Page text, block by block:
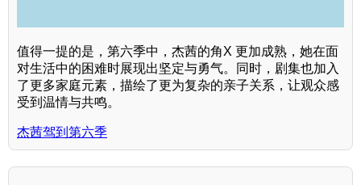
值得一提的是，第六季中，杰茜的角X 更加成熟，她在面
对生活中的困难时展现出坚定与勇气。同时，剧集也加入
了更多家庭元素，描绘了更为复杂的亲子关系，让观众感
受到温情与共鸣。
杰茜驾到第六季